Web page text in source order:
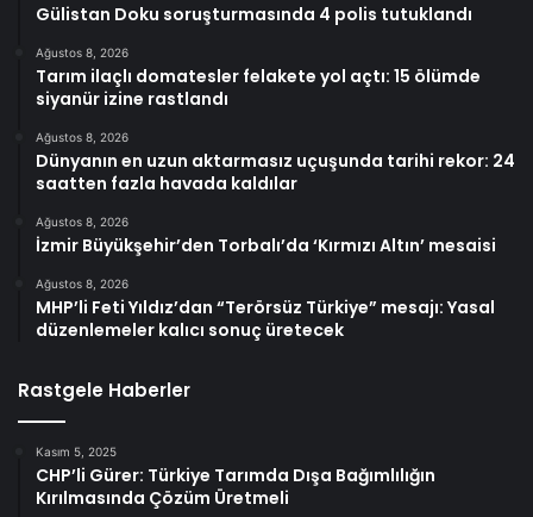
Gülistan Doku soruşturmasında 4 polis tutuklandı
Ağustos 8, 2026
Tarım ilaçlı domatesler felakete yol açtı: 15 ölümde
siyanür izine rastlandı
Ağustos 8, 2026
Dünyanın en uzun aktarmasız uçuşunda tarihi rekor: 24
saatten fazla havada kaldılar
Ağustos 8, 2026
İzmir Büyükşehir’den Torbalı’da ‘Kırmızı Altın’ mesaisi
Ağustos 8, 2026
MHP’li Feti Yıldız’dan “Terörsüz Türkiye” mesajı: Yasal
düzenlemeler kalıcı sonuç üretecek
Rastgele Haberler
Kasım 5, 2025
CHP’li Gürer: Türkiye Tarımda Dışa Bağımlılığın
Kırılmasında Çözüm Üretmeli